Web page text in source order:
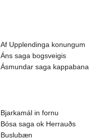
Af Upplendinga konungum
Áns saga bogsveigis
Ásmundar saga kappabana
Bjarkamál in fornu
Bósa saga ok Herrauðs
Buslubæn